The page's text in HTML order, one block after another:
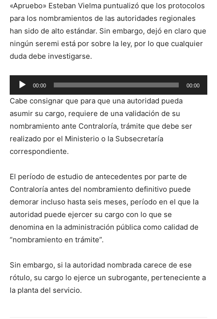
«Apruebo» Esteban Vielma puntualizó que los protocolos
para los nombramientos de las autoridades regionales
han sido de alto estándar. Sin embargo, dejó en claro que
ningún seremi está por sobre la ley, por lo que cualquier
duda debe investigarse.
Reproductor
de
audio
00:00 00:00
Cabe consignar que para que una autoridad pueda
asumir su cargo, requiere de una validación de su
nombramiento ante Contraloría, trámite que debe ser
realizado por el Ministerio o la Subsecretaría
correspondiente.
El período de estudio de antecedentes por parte de
Contraloría antes del nombramiento definitivo puede
demorar incluso hasta seis meses, período en el que la
autoridad puede ejercer su cargo con lo que se
denomina en la administración pública como calidad de
“nombramiento en trámite”.
Sin embargo, si la autoridad nombrada carece de ese
rótulo, su cargo lo ejerce un subrogante, perteneciente a
la planta del servicio.